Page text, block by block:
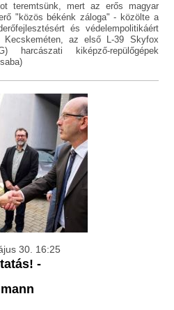
teremtsünk, mert az erős magyar
"közös békénk záloga" - közölte a
és védelempolitikáért
Kecskeméten, az első L-39 Skyfox
harcászati kiképző-repülőgépek
30. 16:25
-